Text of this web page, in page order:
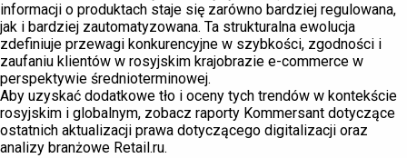
informacji o produktach staje się zarówno bardziej regulowana,
jak i bardziej zautomatyzowana. Ta strukturalna ewolucja
zdefiniuje przewagi konkurencyjne w szybkości, zgodności i
zaufaniu klientów w rosyjskim krajobrazie e-commerce w
perspektywie średnioterminowej.
Aby uzyskać dodatkowe tło i oceny tych trendów w kontekście
rosyjskim i globalnym, zobacz raporty Kommersant dotyczące
ostatnich aktualizacji prawa dotyczącego digitalizacji oraz
analizy branżowe Retail.ru.